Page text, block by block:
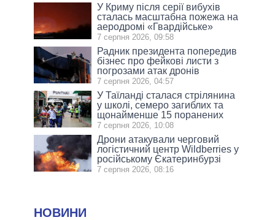
У Криму після серії вибухів
сталась масштабна пожежа на
аеродромі «Гвардійське»
7 серпня 2026, 09:58
Радник президента попередив
бізнес про фейкові листи з
погрозами атак дронів
7 серпня 2026, 04:57
У Таїланді сталася стрілянина
у школі, семеро загиблих та
щонайменше 15 поранених
7 серпня 2026, 10:08
Дрони атакували черговий
логістичний центр Wildberries у
російському Єкатеринбурзі
7 серпня 2026, 08:16
НОВИНИ